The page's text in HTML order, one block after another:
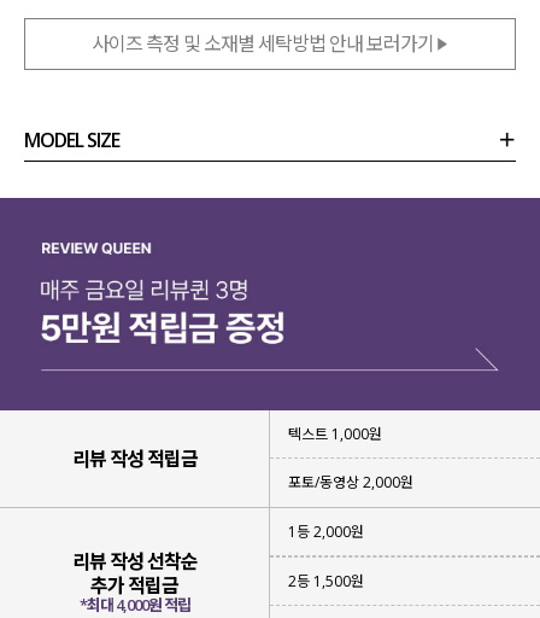
단품 또는 이너 등으로 다양하게
활용하기 좋은 나시를 제작했는데요.
기존에 많이 나오는 베이직한 디자인과 차별화를 줘
나시 하나만으로도 여리여리하고 페미닌한 무드
느끼실 수 있을 거랍니다!
사이즈 측정 및 소재별 세탁방법 안내 보러가기
MODEL SIZE
리뷰 작성 적립금
텍스트 1,000원
포토/동영상 2,000원
리뷰 작성 선착순
추가 적립금
*최대 4,000원 적립
1등 2,000원
2등 1,500원